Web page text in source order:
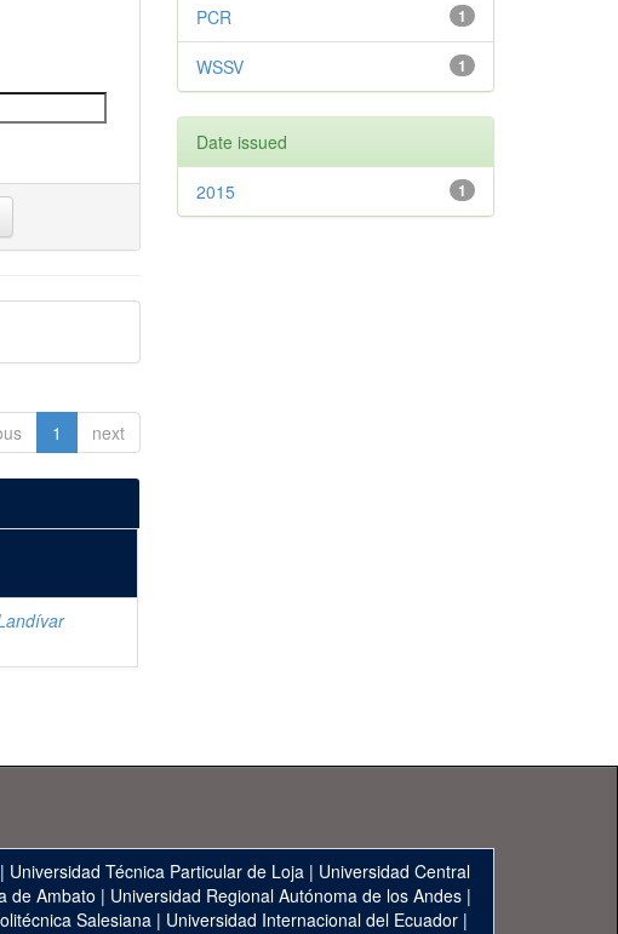
1 next
1
PCR
1
WSSV
Date issued
1
2015
| Universidad Técnica Particular de Loja | Universidad Central
de Ambato | Universidad Regional Autónoma de los Andes|
Salesiana| Universidad Internacional del Ecuador|